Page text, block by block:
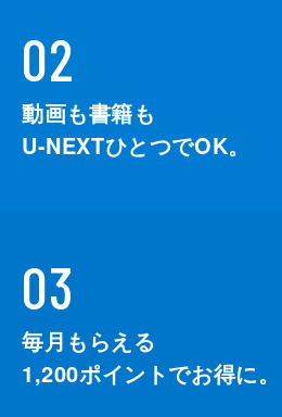
02
動画も書籍も
U-NEXTひとつでOK。
03
毎月もらえる
1,200ポイントでお得に。